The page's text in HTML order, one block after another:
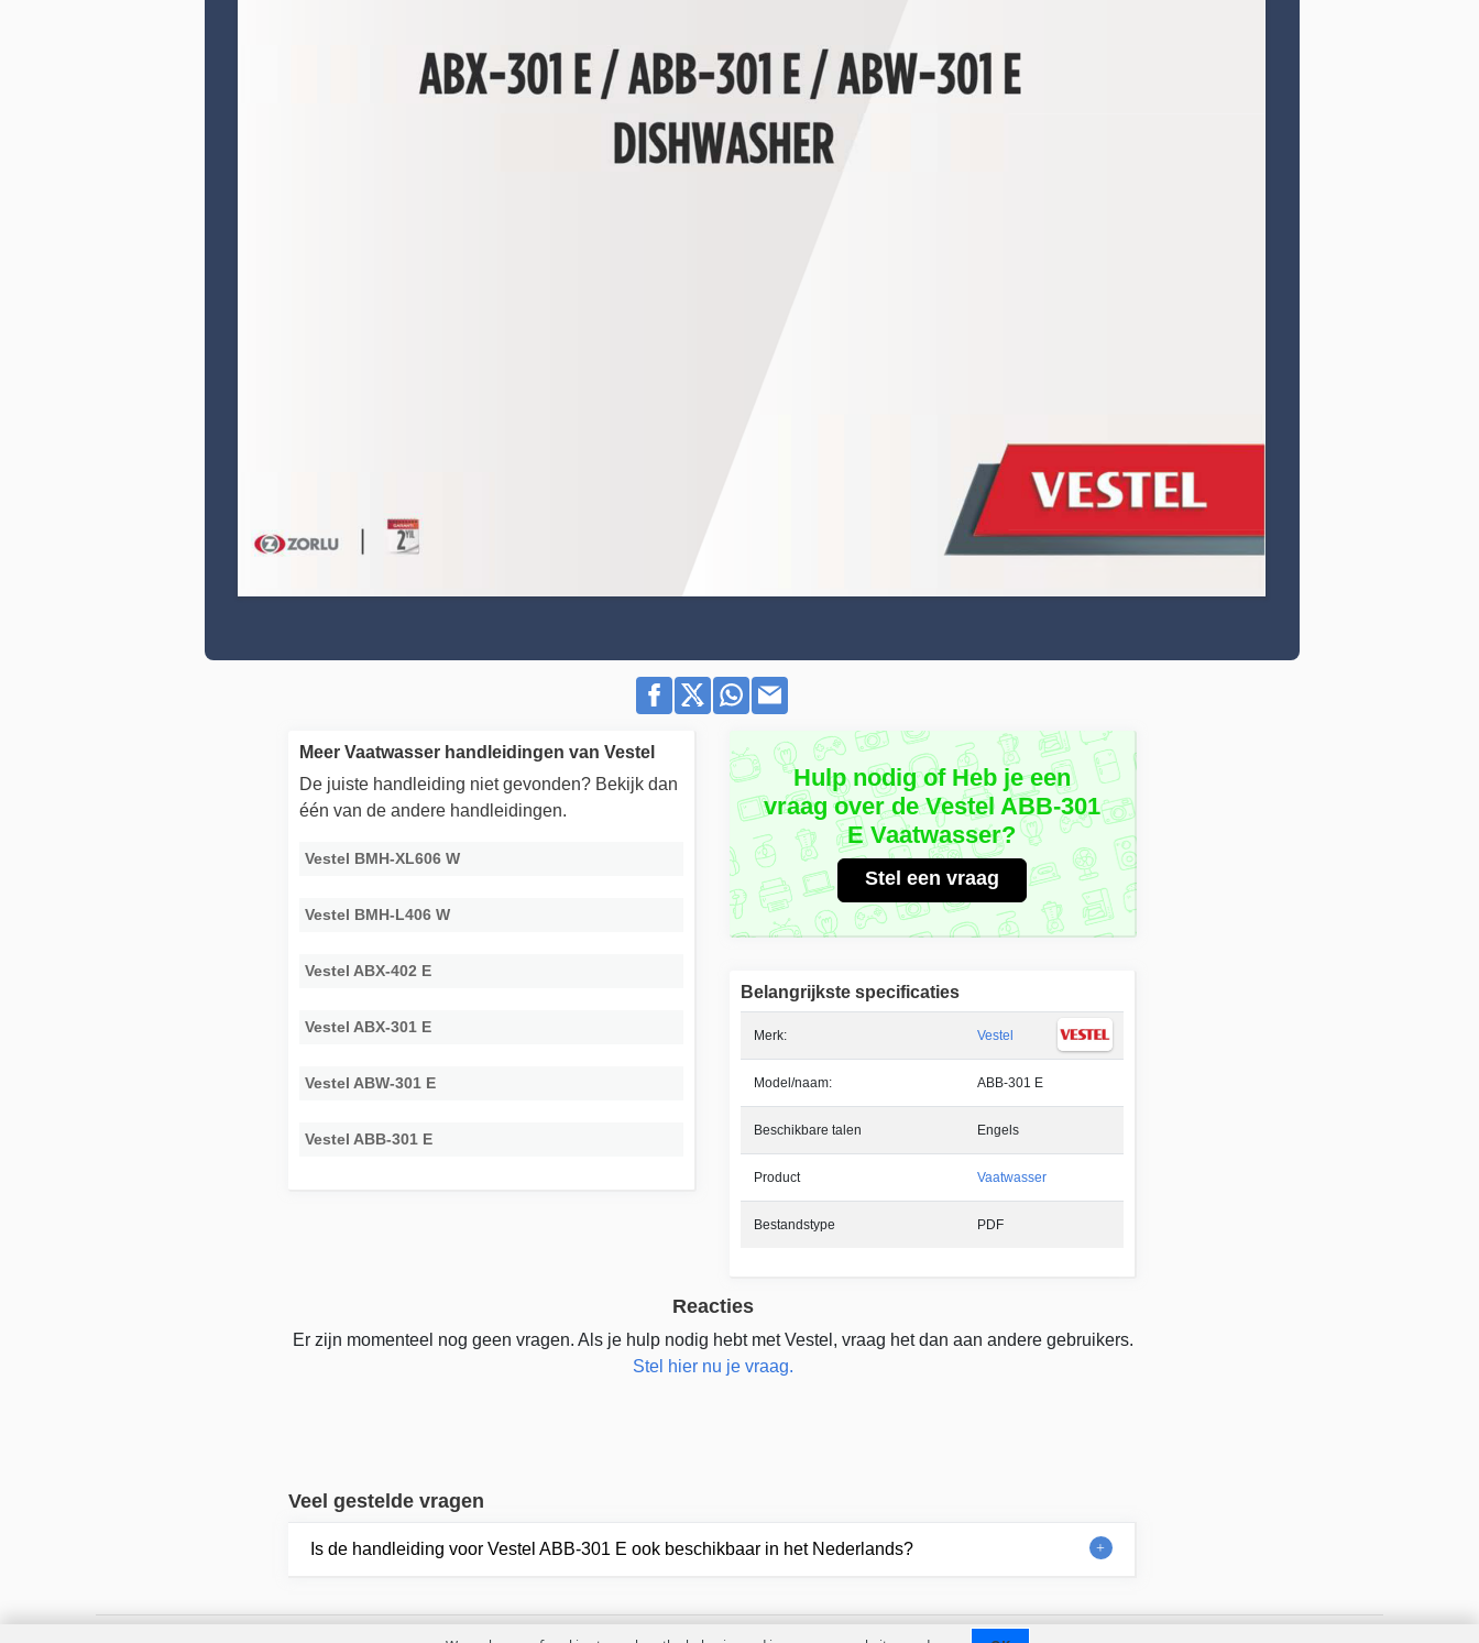
Hulp nodig of Heb je een
vraag over de Vestel ABB-301
E Vaatwasser?
Stel een vraag
Belangrijkste specificaties
Merk: Vestel
Model/naam: ABB-301 E
Beschikbare talen Engels
Product Vaatwasser
Bestandstype PDF
Meer Vaatwasser handleidingen van Vestel
De juiste handleiding niet gevonden? Bekijk dan
één van de andere handleidingen.
Vestel BMH-XL606 W
Vestel BMH-L406 W
Vestel ABX-402 E
Vestel ABX-301 E
Vestel ABW-301 E
Vestel ABB-301 E
Reacties
Er zijn momenteel nog geen vragen. Als je hulp nodig hebt met Vestel, vraag het dan aan andere gebruikers.
Stel hier nu je vraag.
Veel gestelde vragen
Is de handleiding voor Vestel ABB-301 E ook beschikbaar in het Nederlands?
Contact